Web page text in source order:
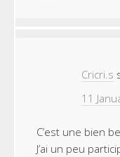
Cricri.s
11
C’est une bien
J’ai un peu